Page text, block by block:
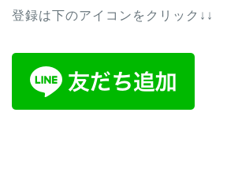
登録は下のアイコンをクリック↓↓